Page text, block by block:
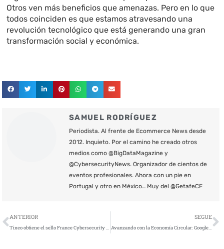
Otros ven más beneficios que amenazas. Pero en lo que
todos coinciden es que estamos atravesando una
revolución tecnológico que está generando una gran
transformación social y económica.
SAMUEL RODRÍGUEZ
Periodista. Al frente de Ecommerce News desde
2012. Inquieto. Por el camino he creado otros
medios como @BigDataMagazine y
@CybersecurityNews. Organizador de cientos de
eventos profesionales. Ahora con un pie en
Portugal y otro en México… Muy del @GetafeCF
Ant
ANTERIOR
Tixeo obtiene el sello France Cybersecurity 2019
SEGUE
Avanzando con la Economía Circular: Google Cloud y SAP buscan emprendedores sociales para el desarrollo sostenible